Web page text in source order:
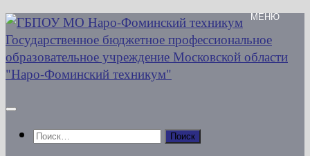
Перейти
к
содержимому
Найти: